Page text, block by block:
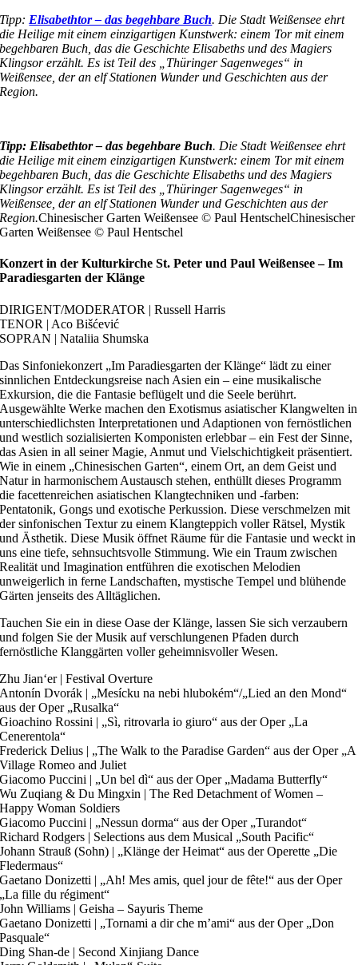
Tipp: Elisabethtor – das begehbare Buch. Die Stadt Weißensee ehrt
die Heilige mit einem einzigartigen Kunstwerk: einem Tor mit einem
begehbaren Buch, das die Geschichte Elisabeths und des Magiers
Klingsor erzählt. Es ist Teil des „Thüringer Sagenweges“ in
Weißensee, der an elf Stationen Wunder und Geschichten aus der
Region.
Tipp: Elisabethtor – das begehbare Buch. Die Stadt Weißensee ehrt
die Heilige mit einem einzigartigen Kunstwerk: einem Tor mit einem
begehbaren Buch, das die Geschichte Elisabeths und des Magiers
Klingsor erzählt. Es ist Teil des „Thüringer Sagenweges“ in
Weißensee, der an elf Stationen Wunder und Geschichten aus der
Region.Chinesischer Garten Weißensee © Paul HentschelChinesischer
Garten Weißensee © Paul Hentschel
Konzert in der Kulturkirche St. Peter und Paul Weißensee – Im
Paradiesgarten der Klänge
DIRIGENT/MODERATOR | Russell Harris
TENOR | Aco Bišćević
SOPRAN | Nataliia Shumska
Das Sinfoniekonzert „Im Paradiesgarten der Klänge“ lädt zu einer
sinnlichen Entdeckungsreise nach Asien ein – eine musikalische
Exkursion, die die Fantasie beflügelt und die Seele berührt.
Ausgewählte Werke machen den Exotismus asiatischer Klangwelten in
unterschiedlichsten Interpretationen und Adaptionen von fernöstlichen
und westlich sozialisierten Komponisten erlebbar – ein Fest der Sinne,
das Asien in all seiner Magie, Anmut und Vielschichtigkeit präsentiert.
Wie in einem „Chinesischen Garten“, einem Ort, an dem Geist und
Natur in harmonischem Austausch stehen, enthüllt dieses Programm
die facettenreichen asiatischen Klangtechniken und -farben:
Pentatonik, Gongs und exotische Perkussion. Diese verschmelzen mit
der sinfonischen Textur zu einem Klangteppich voller Rätsel, Mystik
und Ästhetik. Diese Musik öffnet Räume für die Fantasie und weckt in
uns eine tiefe, sehnsuchtsvolle Stimmung. Wie ein Traum zwischen
Realität und Imagination entführen die exotischen Melodien
unweigerlich in ferne Landschaften, mystische Tempel und blühende
Gärten jenseits des Alltäglichen.
Tauchen Sie ein in diese Oase der Klänge, lassen Sie sich verzaubern
und folgen Sie der Musik auf verschlungenen Pfaden durch
fernöstliche Klanggärten voller geheimnisvoller Wesen.
Zhu Jian‘er | Festival Overture
Antonín Dvorák | „Mesícku na nebi hlubokém“/„Lied an den Mond“
aus der Oper „Rusalka“
Gioachino Rossini | „Sì, ritrovarla io giuro“ aus der Oper „La
Cenerentola“
Frederick Delius | „The Walk to the Paradise Garden“ aus der Oper „A
Village Romeo and Juliet
Giacomo Puccini | „Un bel dì“ aus der Oper „Madama Butterfly“
Wu Zuqiang & Du Mingxin | The Red Detachment of Women –
Happy Woman Soldiers
Giacomo Puccini | „Nessun dorma“ aus der Oper „Turandot“
Richard Rodgers | Selections aus dem Musical „South Pacific“
Johann Strauß (Sohn) | „Klänge der Heimat“ aus der Operette „Die
Fledermaus“
Gaetano Donizetti | „Ah! Mes amis, quel jour de fête!“ aus der Oper
„La fille du régiment“
John Williams | Geisha – Sayuris Theme
Gaetano Donizetti | „Tornami a dir che m’ami“ aus der Oper „Don
Pasquale“
Ding Shan-de | Second Xinjiang Dance